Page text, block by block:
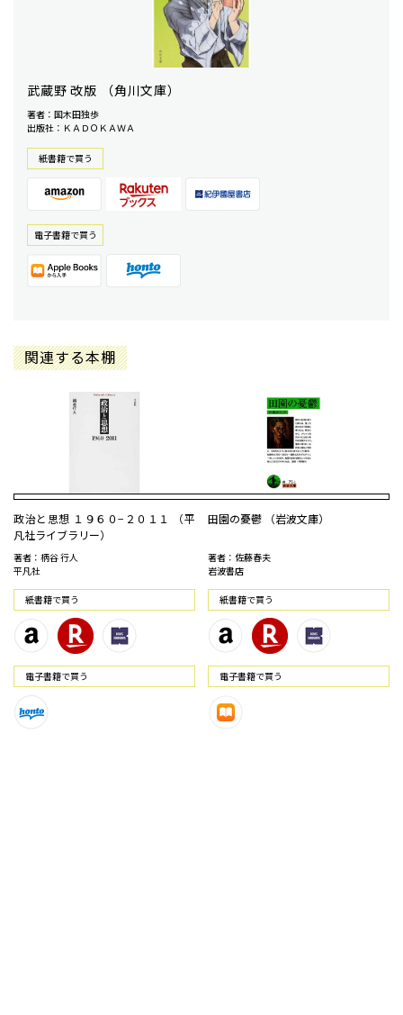
武蔵野 改版 （角川文庫）
著者：国木田独歩
出版社：ＫＡＤＯＫＡＷＡ
紙書籍で買う
電⼦書籍で買う
関連する本棚
政治と思想 １９６０−２０１１ （平
凡社ライブラリー）
著者：柄谷 行人
平凡社
紙書籍で買う
電⼦書籍で買う
田園の憂鬱 （岩波文庫）
著者：佐藤春夫
岩波書店
紙書籍で買う
電⼦書籍で買う